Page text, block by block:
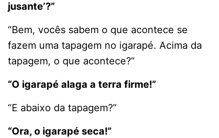
jusante’?”
“Bem, vocês sabem o que acontece se
fazem uma tapagem no igarapé. Acima da
tapagem, o que acontece?”
“O igarapé alaga a terra firme!”
“E abaixo da tapagem?”
“Ora, o igarapé seca!”